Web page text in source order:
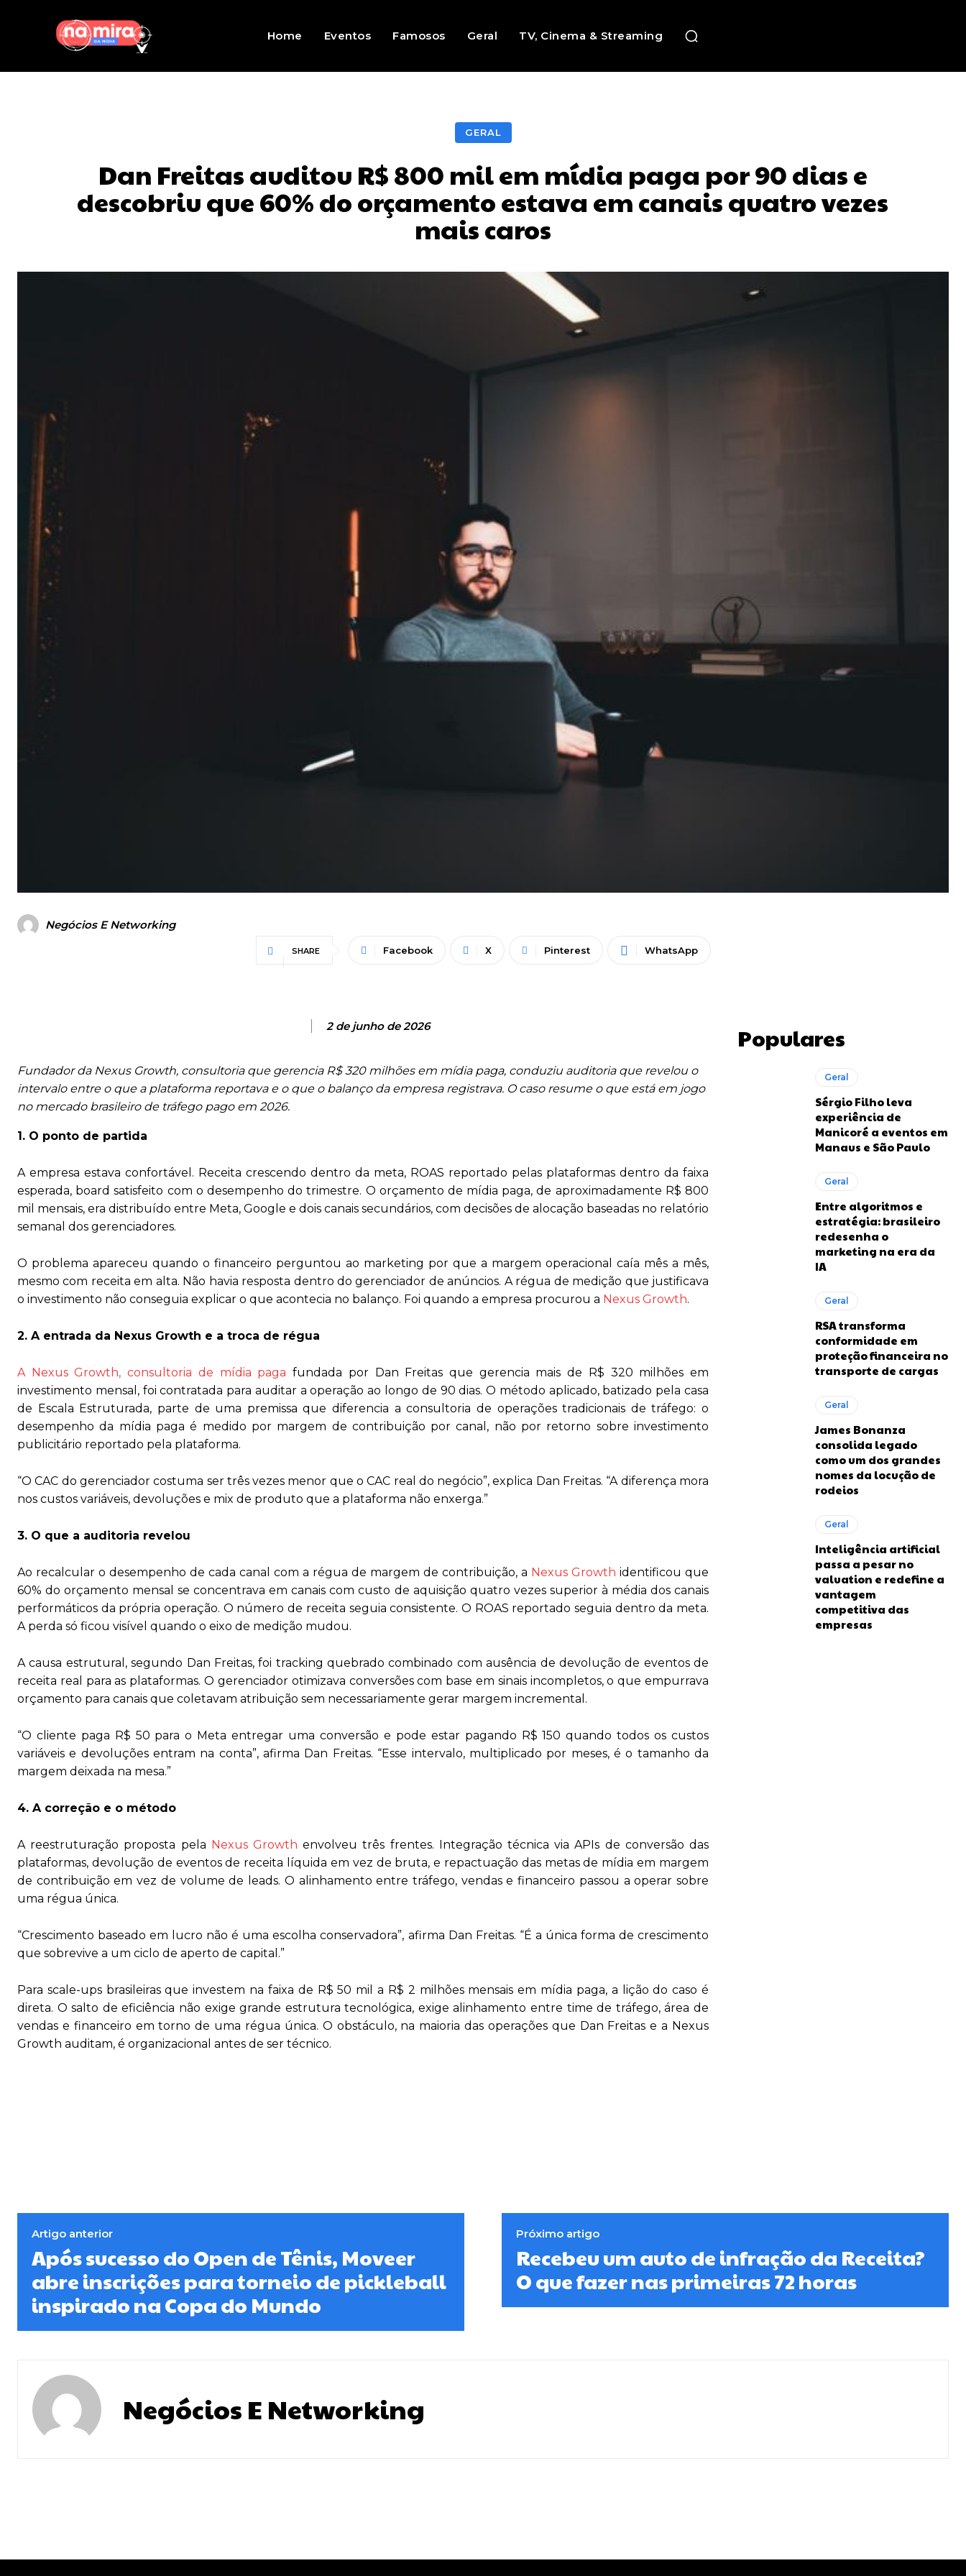
Home Eventos Famosos Geral TV, Cinema & Streaming
GERAL
Dan Freitas auditou R$ 800 mil em mídia paga por 90 dias e
descobriu que 60% do orçamento estava em canais quatro vezes
mais caros
Negócios E Networking
SHARE Facebook X Pinterest WhatsApp
2 de junho de 2026
Fundador da Nexus Growth, consultoria que gerencia R$ 320 milhões em mídia paga, conduziu auditoria que revelou o
intervalo entre o que a plataforma reportava e o que o balanço da empresa registrava. O caso resume o que está em jogo
no mercado brasileiro de tráfego pago em 2026.
1. O ponto de partida
A empresa estava confortável. Receita crescendo dentro da meta, ROAS reportado pelas plataformas dentro da faixa
esperada, board satisfeito com o desempenho do trimestre. O orçamento de mídia paga, de aproximadamente R$ 800
mil mensais, era distribuído entre Meta, Google e dois canais secundários, com decisões de alocação baseadas no relatório
semanal dos gerenciadores.
O problema apareceu quando o financeiro perguntou ao marketing por que a margem operacional caía mês a mês,
mesmo com receita em alta. Não havia resposta dentro do gerenciador de anúncios. A régua de medição que justificava
o investimento não conseguia explicar o que acontecia no balanço. Foi quando a empresa procurou a Nexus Growth.
2. A entrada da Nexus Growth e a troca de régua
A Nexus Growth, consultoria de mídia paga fundada por Dan Freitas que gerencia mais de R$ 320 milhões em
investimento mensal, foi contratada para auditar a operação ao longo de 90 dias. O método aplicado, batizado pela casa
de Escala Estruturada, parte de uma premissa que diferencia a consultoria de operações tradicionais de tráfego: o
desempenho da mídia paga é medido por margem de contribuição por canal, não por retorno sobre investimento
publicitário reportado pela plataforma.
“O CAC do gerenciador costuma ser três vezes menor que o CAC real do negócio”, explica Dan Freitas. “A diferença mora
nos custos variáveis, devoluções e mix de produto que a plataforma não enxerga.”
3. O que a auditoria revelou
Ao recalcular o desempenho de cada canal com a régua de margem de contribuição, a Nexus Growth identificou que
60% do orçamento mensal se concentrava em canais com custo de aquisição quatro vezes superior à média dos canais
performáticos da própria operação. O número de receita seguia consistente. O ROAS reportado seguia dentro da meta.
A perda só ficou visível quando o eixo de medição mudou.
A causa estrutural, segundo Dan Freitas, foi tracking quebrado combinado com ausência de devolução de eventos de
receita real para as plataformas. O gerenciador otimizava conversões com base em sinais incompletos, o que empurrava
orçamento para canais que coletavam atribuição sem necessariamente gerar margem incremental.
“O cliente paga R$ 50 para o Meta entregar uma conversão e pode estar pagando R$ 150 quando todos os custos
variáveis e devoluções entram na conta”, afirma Dan Freitas. “Esse intervalo, multiplicado por meses, é o tamanho da
margem deixada na mesa.”
4. A correção e o método
A reestruturação proposta pela Nexus Growth envolveu três frentes. Integração técnica via APIs de conversão das
plataformas, devolução de eventos de receita líquida em vez de bruta, e repactuação das metas de mídia em margem
de contribuição em vez de volume de leads. O alinhamento entre tráfego, vendas e financeiro passou a operar sobre
uma régua única.
“Crescimento baseado em lucro não é uma escolha conservadora”, afirma Dan Freitas. “É a única forma de crescimento
que sobrevive a um ciclo de aperto de capital.”
Para scale-ups brasileiras que investem na faixa de R$ 50 mil a R$ 2 milhões mensais em mídia paga, a lição do caso é
direta. O salto de eficiência não exige grande estrutura tecnológica, exige alinhamento entre time de tráfego, área de
vendas e financeiro em torno de uma régua única. O obstáculo, na maioria das operações que Dan Freitas e a Nexus
Growth auditam, é organizacional antes de ser técnico.
Populares
Geral
Sérgio Filho leva
experiência de
Manicoré a eventos em
Manaus e São Paulo
Geral
Entre algoritmos e
estratégia: brasileiro
redesenha o
marketing na era da
IA
Geral
RSA transforma
conformidade em
proteção financeira no
transporte de cargas
Geral
James Bonanza
consolida legado
como um dos grandes
nomes da locução de
rodeios
Geral
Inteligência artificial
passa a pesar no
valuation e redefine a
vantagem
competitiva das
empresas
Artigo anterior
Após sucesso do Open de Tênis, Moveer
abre inscrições para torneio de pickleball
inspirado na Copa do Mundo
Próximo artigo
Recebeu um auto de infração da Receita?
O que fazer nas primeiras 72 horas
Negócios E Networking